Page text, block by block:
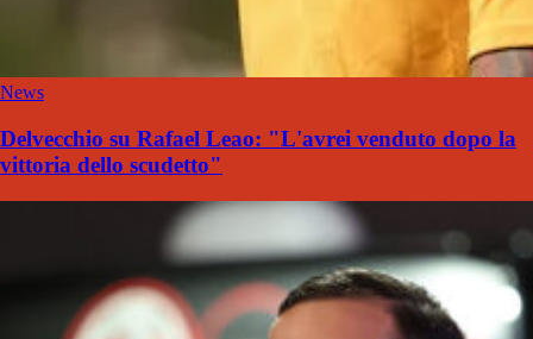
News
Delvecchio su Rafael Leao: "L'avrei venduto dopo la
vittoria dello scudetto"